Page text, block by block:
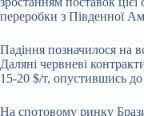
переробки з Південної
Падіння позначилося на
Даляні червневі
15-20 $/т, опустившись
На спотовому ринку